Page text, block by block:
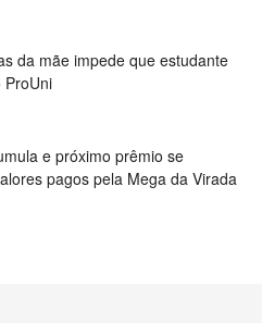
da mãe impede que estudante
ProUni
e próximo prêmio se
pagos pela Mega da Virada